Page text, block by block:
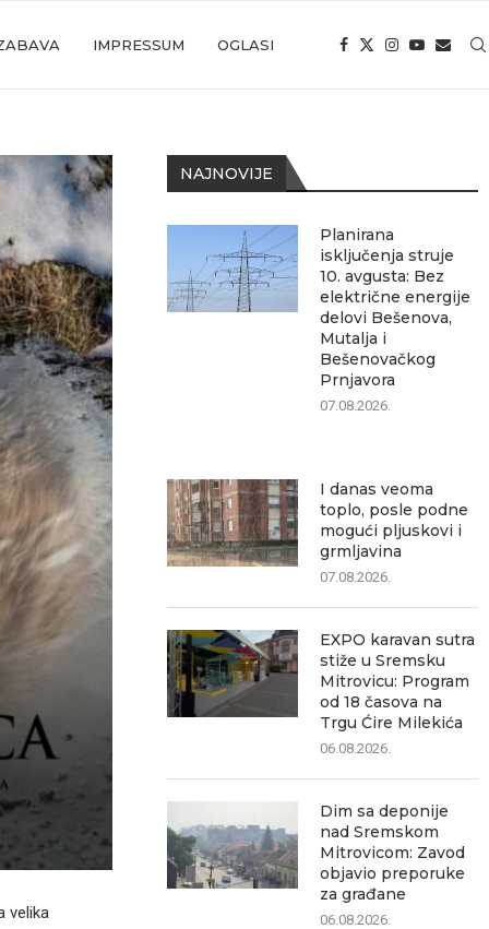
IMPRESSUM OGLASI
velika
NAJNOVIJE
Planirana
isključenja struje
10. avgusta: Bez
električne energije
delovi Bešenova,
Mutalja i
Bešenovačkog
Prnjavora
07.08.2026.
I danas veoma
toplo, posle podne
mogući pljuskovi i
grmljavina
07.08.2026.
EXPO karavan sutra
stiže u Sremsku
Mitrovicu: Program
od 18 časova na
Trgu Ćire Milekića
06.08.2026.
Dim sa deponije
nad Sremskom
Mitrovicom: Zavod
objavio preporuke
za građane
06.08.2026.